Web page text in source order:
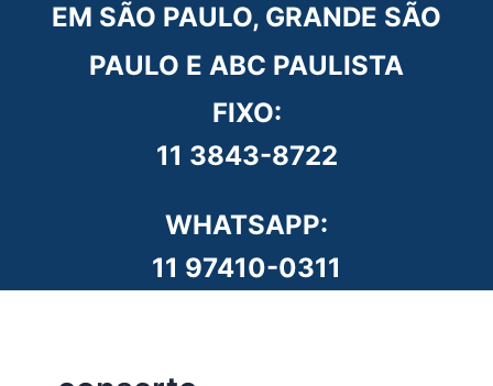
EM SÃO PAULO, GRANDE SÃO
PAULO E ABC PAULISTA
FIXO:
11 3843-8722
WHATSAPP:
11 97410-0311